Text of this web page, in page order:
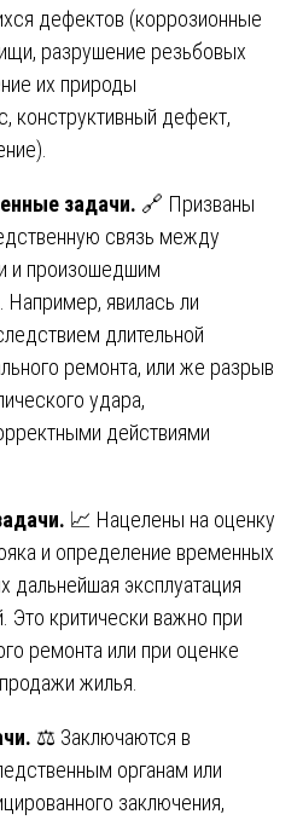
дефектов (коррозионные
разрушение резьбовых
их природы
конструктивный дефект,
задачи. 🔗 Призваны
связь между
и произошедшим
явилась ли
длительной
ремонта, или же разрыв
удара,
действиями
📈 Нацелены на оценку
и определение временных
дальнейшая эксплуатация
Это критически важно при
ремонта или при оценке
жилья.
⚖️ Заключаются в
органам или
заключения,